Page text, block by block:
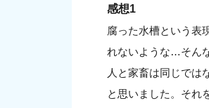
感想1
腐った水槽という表
れないような…そん
人と家畜は同じでは
と思いました。それ